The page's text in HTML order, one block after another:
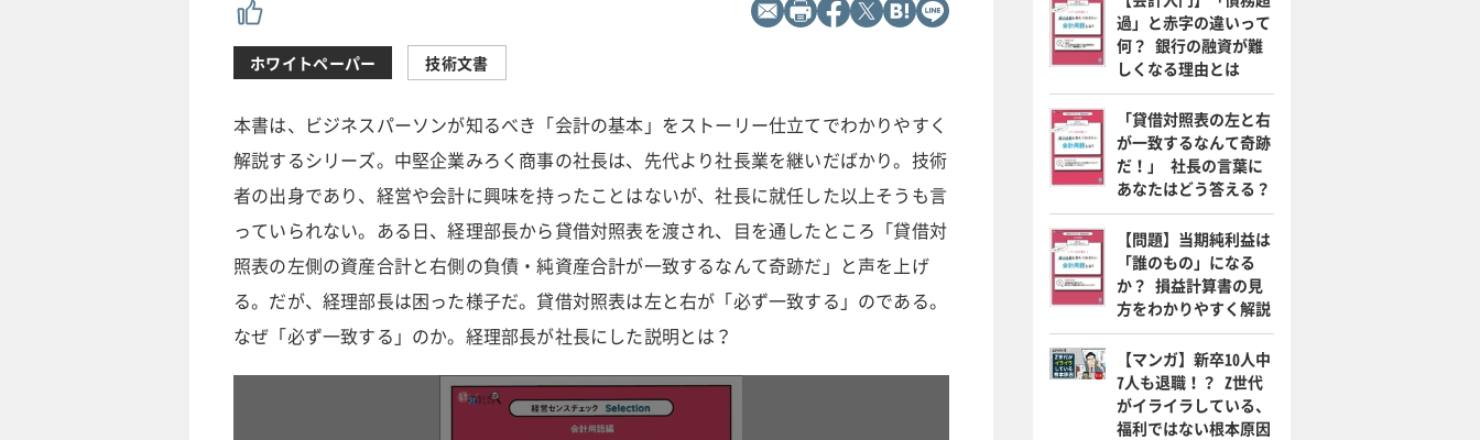
ホワイトペーパー 技術文書
本書は、ビジネスパーソンが知るべき「会計の基本」をストーリー仕立てでわかりやすく
解説するシリーズ。中堅企業みろく商事の社長は、先代より社長業を継いだばかり。技術
者の出身であり、経営や会計に興味を持ったことはないが、社長に就任した以上そうも言
っていられない。ある日、経理部長から貸借対照表を渡され、目を通したところ「貸借対
照表の左側の資産合計と右側の負債・純資産合計が一致するなんて奇跡だ」と声を上げ
る。だが、経理部長は困った様子だ。貸借対照表は左と右が「必ず一致する」のである。
なぜ「必ず一致する」のか。経理部長が社長にした説明とは？
過」と赤字の違いって
何？ 銀行の融資が難
しくなる理由とは
「貸借対照表の左と右
が一致するなんて奇跡
だ！」 社長の言葉に
あなたはどう答える？
【問題】当期純利益は
「誰のもの」になる
か？ 損益計算書の見
方をわかりやすく解説
【マンガ】新卒10人中
7人も退職！？ Z世代
がイライラしている、
福利ではない根本原因